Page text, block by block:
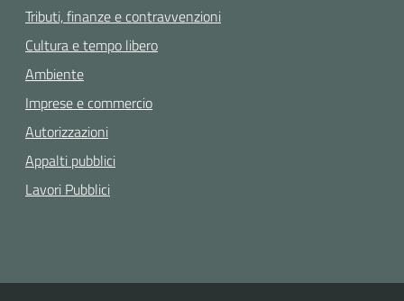
Tributi, finanze e contravvenzioni
Cultura e tempo libero
Ambiente
Imprese e commercio
Autorizzazioni
Appalti pubblici
Lavori Pubblici